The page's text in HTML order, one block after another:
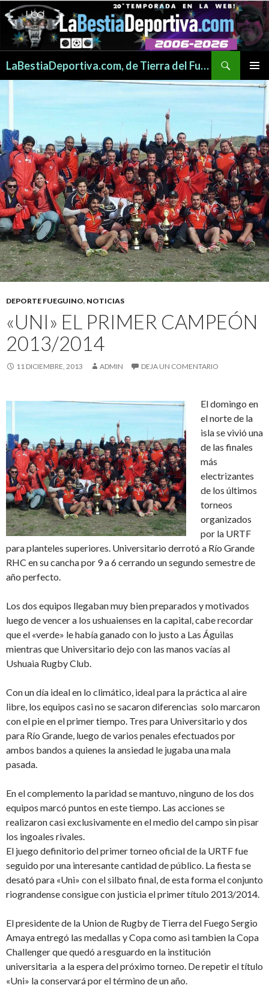
LaBestiaDeportiva.com, de Tierra del Fuego para todo el mundo
MENÚ
AL
DEPORTE FUEGUINO, NOTICIAS
«UNI» EL PRIMER CAMPEÓN
2013/2014
11 DICIEMBRE, 2013 ADMIN DEJA UN COMENTARIO
El domingo en
el norte de la
isla se vivió una
de las finales
más
electrizantes
de los últimos
torneos
organizados
por la URTF
para planteles superiores. Universitario derrotó a Río Grande
RHC en su cancha por 9 a 6 cerrando un segundo semestre de
año perfecto.
Los dos equipos llegaban muy bien preparados y motivados
luego de vencer a los ushuaienses en la capital, cabe recordar
que el «verde» le había ganado con lo justo a Las Águilas
mientras que Universitario dejo con las manos vacías al
Ushuaia Rugby Club.
Con un día ideal en lo climático, ideal para la práctica al aire
libre, los equipos casi no se sacaron diferencias solo marcaron
con el pie en el primer tiempo. Tres para Universitario y dos
para Río Grande, luego de varios penales efectuados por
ambos bandos a quienes la ansiedad le jugaba una mala
pasada.
En el complemento la paridad se mantuvo, ninguno de los dos
equipos marcó puntos en este tiempo. Las acciones se
realizaron casi exclusivamente en el medio del campo sin pisar
los ingoales rivales.
El juego definitorio del primer torneo oficial de la URTF fue
seguido por una interesante cantidad de público. La fiesta se
desató para «Uni» con el silbato final, de esta forma el conjunto
riograndense consigue con justicia el primer título 2013/2014.
El presidente de la Union de Rugby de Tierra del Fuego Sergio
Amaya entregó las medallas y Copa como asi tambien la Copa
Challenger que quedó a resguardo en la institución
universitaria a la espera del próximo torneo. De repetir el título
«Uni» la conservará por el término de un año.